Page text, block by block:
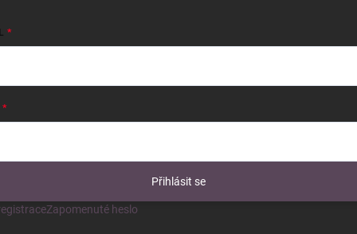
Přihlásit se
Zapomenuté heslo